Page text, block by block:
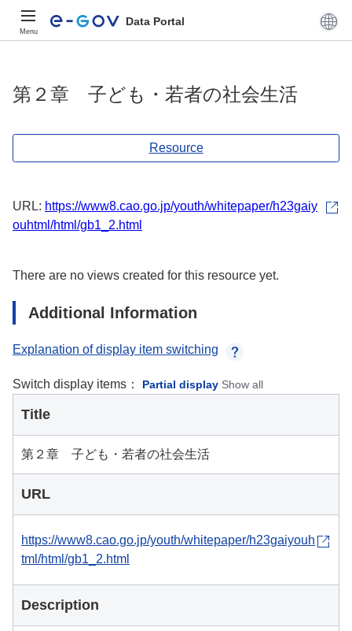
Menu
Data Portal
第２章 子ども・若者の社会生活
Resource
URL: https://www8.cao.go.jp/youth/whitepaper/h23gaiy
ouhtml/html/gb1_2.html
There are no views created for this resource yet.
Additional Information
Explanation of display item switching
Switch display items： Partial display Show all
Title
第２章 子ども・若者の社会生活
URL
https://www8.cao.go.jp/youth/whitepaper/h23gaiyouh
tml/html/gb1_2.html
Description